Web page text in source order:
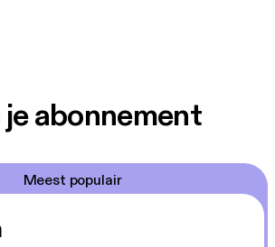
je abonnement
Meest populair